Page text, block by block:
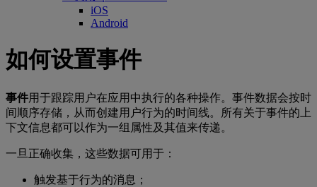
iOS
Android
如何设置事件
事件用于跟踪用户在应用中执行的各种操作。事件数据会按时
间顺序存储，从而创建用户行为的时间线。所有关于事件的上
下文信息都可以作为一组属性及其值来传递。
一旦正确收集，这些数据可用于：
触发基于行为的消息；